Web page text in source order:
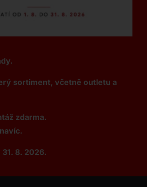
sortiment, včetně outletu a
zdarma.
31. 8. 2026.